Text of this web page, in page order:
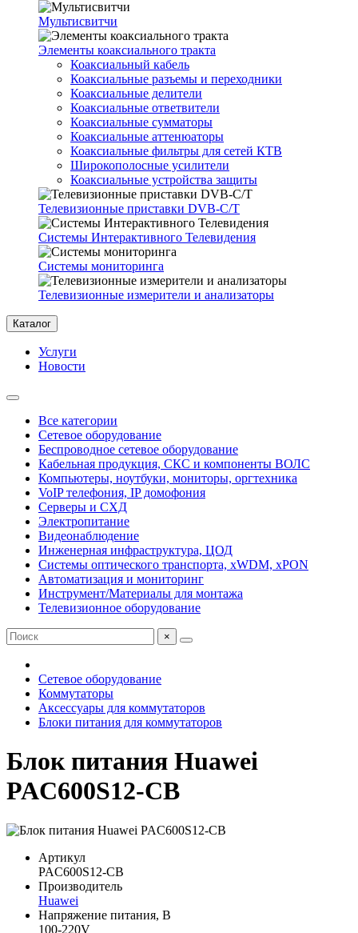
Мультисвитчи
Элементы коаксиального тракта
Коаксиальный кабель
Коаксиальные разъемы и переходники
Коаксиальные делители
Коаксиальные ответвители
Коаксиальные сумматоры
Коаксиальные аттенюаторы
Коаксиальные фильтры для сетей КТВ
Широкополосные усилители
Коаксиальные устройства защиты
Телевизионные приставки DVB-C/T
Системы Интерактивного Телевидения
Системы мониторинга
Телевизионные измерители и анализаторы
Каталог
Услуги
Новости
Все категории
Сетевое оборудование
Беспроводное сетевое оборудование
Кабельная продукция, СКС и компоненты ВОЛС
Компьютеры, ноутбуки, мониторы, оргтехника
VoIP телефония, IP домофония
Серверы и СХД
Электропитание
Видеонаблюдение
Инженерная инфраструктура, ЦОД
Системы оптического транспорта, xWDM, xPON
Автоматизация и мониторинг
Инструмент/Материалы для монтажа
Телевизионное оборудование
×
Сетевое оборудование
Коммутаторы
Аксессуары для коммутаторов
Блоки питания для коммутаторов
Блок питания Huawei
PAC600S12-CB
Артикул
PAC600S12-CB
Производитель
Huawei
Напряжение питания, В
100-220V